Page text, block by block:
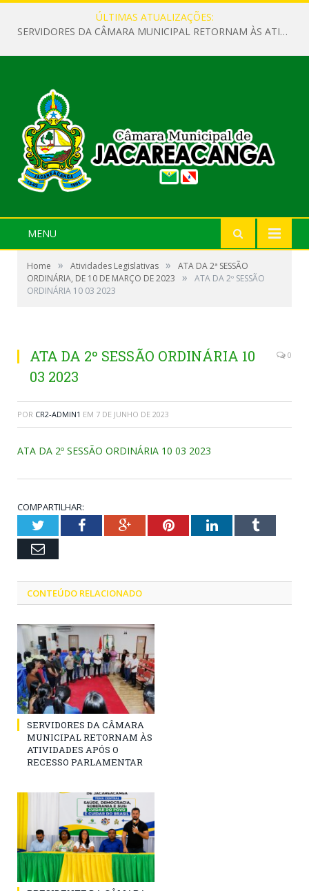
ÚLTIMAS ATUALIZAÇÕES:
SERVIDORES DA CÂMARA MUNICIPAL RETORNAM ÀS ATIVIDADES APÓS O RECESSO PARLAMENTAR
MENU
Home » Atividades Legislativas »
ATA DA 2ª SESSÃO
ORDINÁRIA, DE 10 DE MARÇO DE 2023
»
ATA DA 2º SESSÃO
ORDINÁRIA 10 03 2023
ATA DA 2º SESSÃO ORDINÁRIA 10
03 2023
0
POR CR2-ADMIN1 EM 7 DE JUNHO DE 2023
ATA DA 2º SESSÃO ORDINÁRIA 10 03 2023
COMPARTILHAR:
TwitterFacebookGoogle+PinterestLinkedInTumblr
Email
CONTEÚDO RELACIONADO
SERVIDORES DA CÂMARA
MUNICIPAL RETORNAM ÀS
ATIVIDADES APÓS O
RECESSO PARLAMENTAR